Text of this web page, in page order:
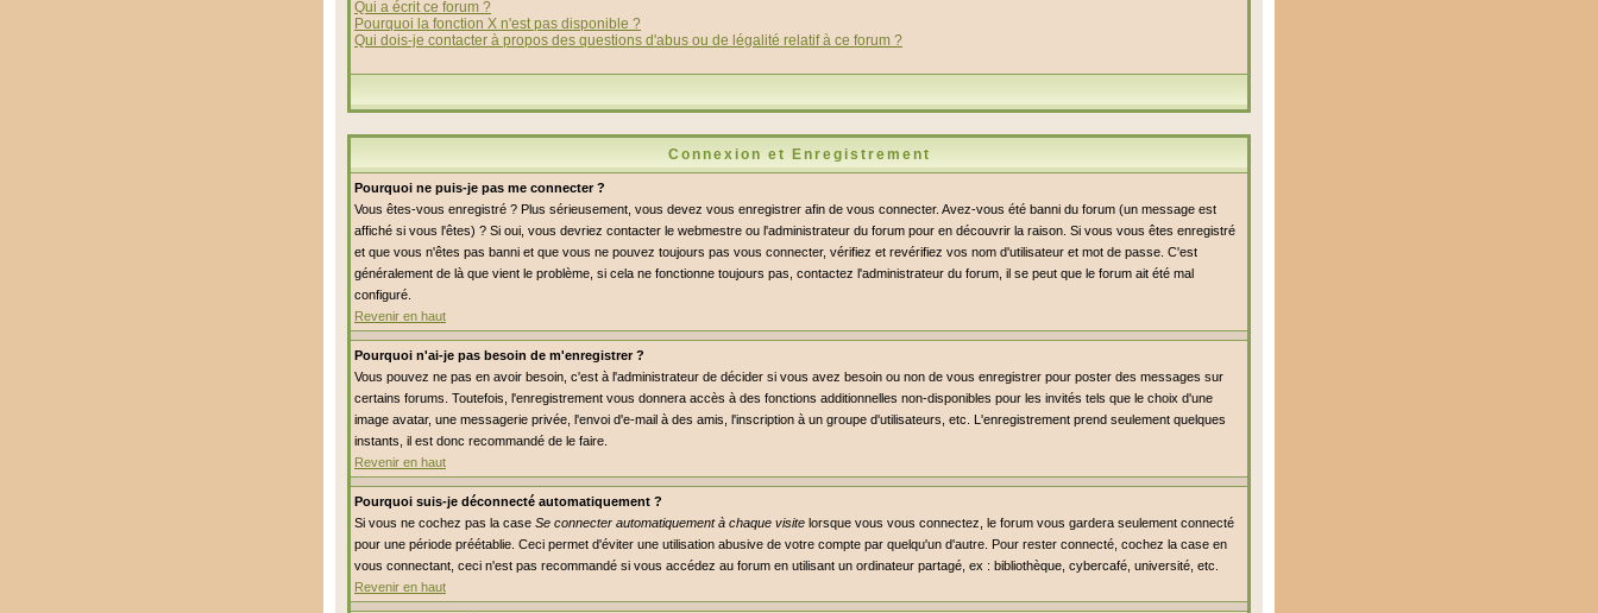
Qui a écrit ce forum ?
Pourquoi la fonction X n'est pas disponible ?
Qui dois-je contacter à propos des questions d'abus ou de légalité relatif à ce forum ?
Connexion et Enregistrement
Pourquoi ne puis-je pas me connecter ?
Vous êtes-vous enregistré ? Plus sérieusement, vous devez vous enregistrer afin de vous connecter. Avez-vous été banni du forum (un message est
affiché si vous l'êtes) ? Si oui, vous devriez contacter le webmestre ou l'administrateur du forum pour en découvrir la raison. Si vous vous êtes enregistré
et que vous n'êtes pas banni et que vous ne pouvez toujours pas vous connecter, vérifiez et revérifiez vos nom d'utilisateur et mot de passe. C'est
généralement de là que vient le problème, si cela ne fonctionne toujours pas, contactez l'administrateur du forum, il se peut que le forum ait été mal
configuré.
Revenir en haut
Pourquoi n'ai-je pas besoin de m'enregistrer ?
Vous pouvez ne pas en avoir besoin, c'est à l'administrateur de décider si vous avez besoin ou non de vous enregistrer pour poster des messages sur
certains forums. Toutefois, l'enregistrement vous donnera accès à des fonctions additionnelles non-disponibles pour les invités tels que le choix d'une
image avatar, une messagerie privée, l'envoi d'e-mail à des amis, l'inscription à un groupe d'utilisateurs, etc. L'enregistrement prend seulement quelques
instants, il est donc recommandé de le faire.
Revenir en haut
Pourquoi suis-je déconnecté automatiquement ?
Si vous ne cochez pas la case Se connecter automatiquement à chaque visite lorsque vous vous connectez, le forum vous gardera seulement connecté
pour une période préétablie. Ceci permet d'éviter une utilisation abusive de votre compte par quelqu'un d'autre. Pour rester connecté, cochez la case en
vous connectant, ceci n'est pas recommandé si vous accédez au forum en utilisant un ordinateur partagé, ex : bibliothèque, cybercafé, université, etc.
Revenir en haut